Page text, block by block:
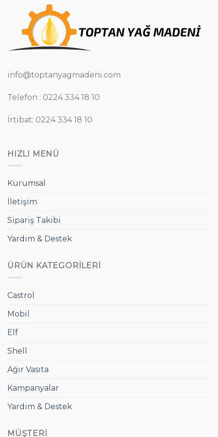
info@toptanyagmadeni.com
Telefon : 0224 334 18 10
İrtibat: 0224 334 18 10
HIZLI MENÜ
Kurumsal
İletişim
Sipariş Takibi
Yardım & Destek
ÜRÜN KATEGORILERI
Castrol
Mobil
Elf
Shell
Ağır Vasıta
Kampanyalar
Yardım & Destek
MÜŞTERI